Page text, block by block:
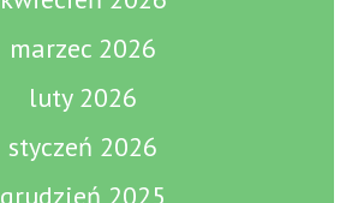
marzec 2026
luty 2026
styczeń 2026
grudzień 2025